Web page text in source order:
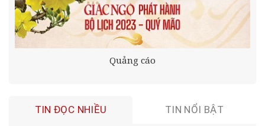
Quảng cáo
TIN ĐỌC NHIỀU TIN NỔI BẬT